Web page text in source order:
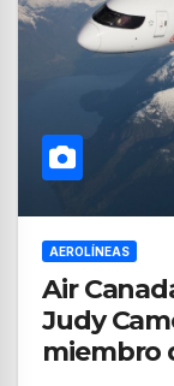
AEROLÍNEAS
Air
Judy
miembro